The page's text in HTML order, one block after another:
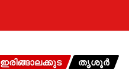
ഇരിങ്ങാലക്കുട
തൃശൂർ